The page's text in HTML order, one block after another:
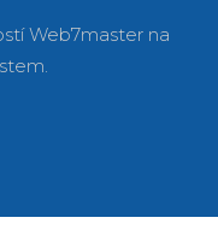
Web7master na